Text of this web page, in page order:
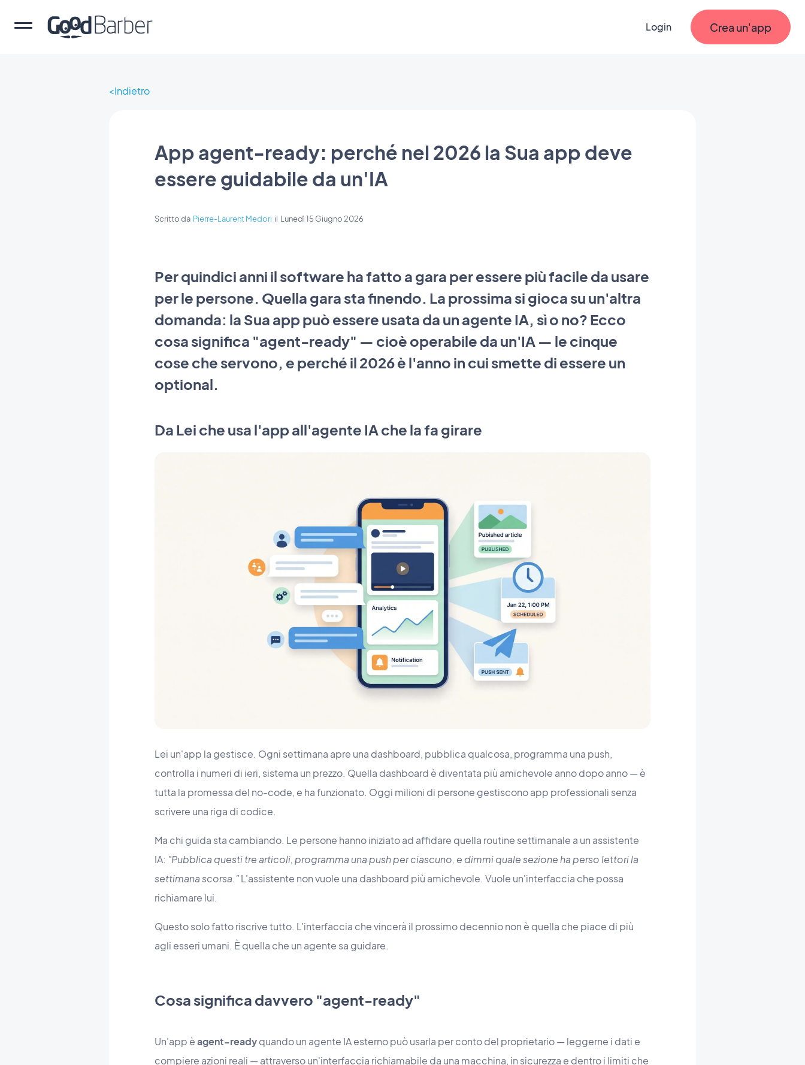
Login Crea un'app
Indietro
App agent-ready: perché nel 2026 la Sua app deve
essere guidabile da un'IA
Scritto da Pierre-Laurent Medori il Lunedì 15 Giugno 2026
Per quindici anni il software ha fatto a gara per essere più facile da usare
per le persone. Quella gara sta finendo. La prossima si gioca su un'altra
domanda: la Sua app può essere usata da un agente IA, sì o no? Ecco
cosa significa "agent-ready" — cioè operabile da un'IA — le cinque
cose che servono, e perché il 2026 è l'anno in cui smette di essere un
optional.
Da Lei che usa l'app all'agente IA che la fa girare
Lei un'app la gestisce. Ogni settimana apre una dashboard, pubblica qualcosa, programma una push,
controlla i numeri di ieri, sistema un prezzo. Quella dashboard è diventata più amichevole anno dopo anno — è
tutta la promessa del no-code, e ha funzionato. Oggi milioni di persone gestiscono app professionali senza
scrivere una riga di codice.
Ma chi guida sta cambiando. Le persone hanno iniziato ad affidare quella routine settimanale a un assistente
IA: "Pubblica questi tre articoli, programma una push per ciascuno, e dimmi quale sezione ha perso lettori la
settimana scorsa."L'assistente non vuole una dashboard più amichevole. Vuole un'interfaccia che possa
richiamare lui.
Questo solo fatto riscrive tutto. L'interfaccia che vincerà il prossimo decennio non è quella che piace di più
agli esseri umani. È quella che un agente sa guidare.
Cosa significa davvero "agent-ready"
Un'app èagent-readyquando un agente IA esterno può usarla per conto del proprietario — leggerne i dati e
compiere azioni reali — attraverso un'interfaccia richiamabile da una macchina, in sicurezza e dentro i limiti che